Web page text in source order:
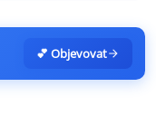
💕 Objevovat